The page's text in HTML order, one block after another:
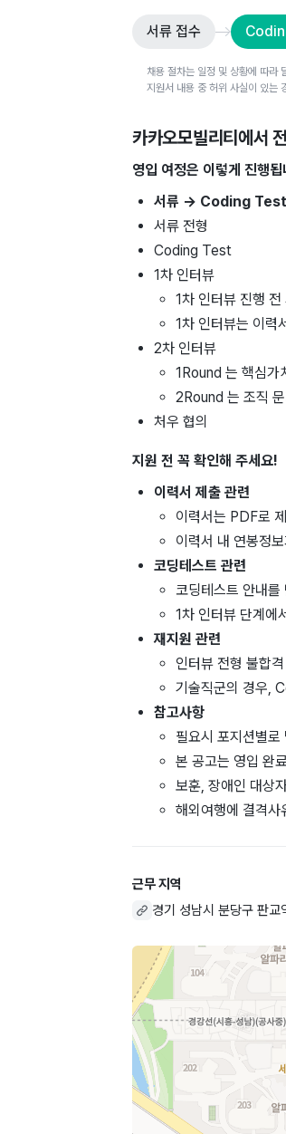
서류 접수
채용 절차는 일정 및 상황에 따라
지원서 내용 중 허위 사실이 있는
카카오모빌리티 에서
영입 여정은 이렇게 진행됩
서류 → Coding Test
서류 전형
Coding Test
1차 인터뷰
1차 인터뷰 진행
1차 인터뷰는 이력
2차 인터뷰
1Round 는 핵심가
2Round 는 조직
처우 협의
지원 전 꼭 확인해 주세요!
이력서 제출 관련
이력서는 PDF로
이력서 내 연봉정
코딩테스트 관련
코딩테스트 안내
1차 인터뷰 단계에
재지원 관련
인터뷰 전형 불합
기술직군의 경우,
참고사항
필요시 포지션별
본 공고는 영입 완
보훈, 장애인 대상
해외여행에 결격
근무 지역
경기 성남시 분당구 판